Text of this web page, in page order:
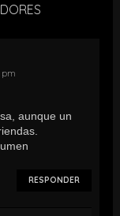
pm
aunque un
RESPONDER